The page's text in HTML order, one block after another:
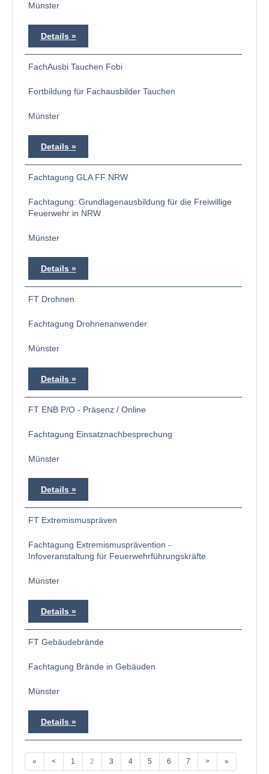
Münster
Details
FachAusbi Tauchen Fobi
Fortbildung für Fachausbilder Tauchen
Münster
Details
Fachtagung GLA FF NRW
Fachtagung: Grundlagenausbildung für die Freiwillige
Feuerwehr in NRW
Münster
Details
FT Drohnen
Fachtagung Drohnenanwender
Münster
Details
FT ENB P/O - Präsenz / Online
Fachtagung Einsatznachbesprechung
Münster
Details
FT Extremismuspräven
Fachtagung Extremismusprävention -
Infoveranstaltung für Feuerwehrführungskräfte
Münster
Details
FT Gebäudebrände
Fachtagung Brände in Gebäuden
Münster
Details
« < 1 2 3 4 5 6 7 > »